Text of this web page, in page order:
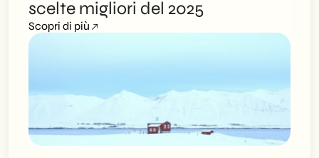
scelte migliori del 2025
Scopri di più